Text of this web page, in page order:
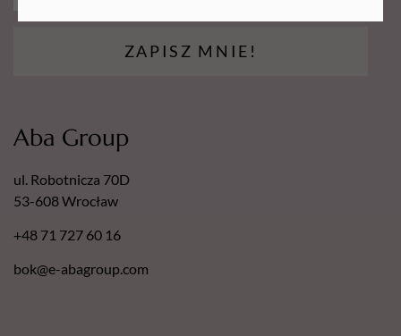
ZAPISZ MNIE!
Aba Group
ul. Robotnicza 70D
53-608 Wrocław
+48 71 727 60 16
bok@e-abagroup.com